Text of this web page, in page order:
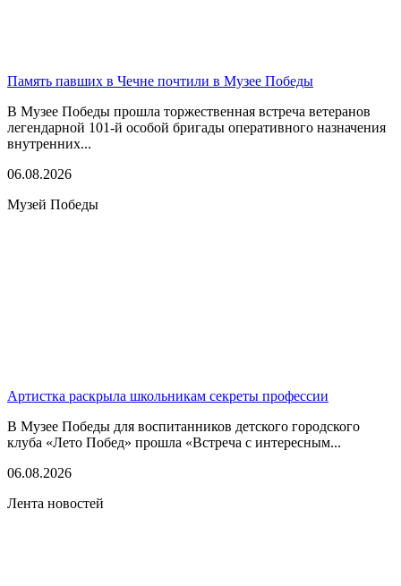
Память павших в Чечне почтили в Музее Победы
В Музее Победы прошла торжественная встреча ветеранов
легендарной 101-й особой бригады оперативного назначения
внутренних...
06.08.2026
Музей Победы
Артистка раскрыла школьникам секреты профессии
В Музее Победы для воспитанников детского городского
клуба «Лето Побед» прошла «Встреча с интересным...
06.08.2026
Лента новостей